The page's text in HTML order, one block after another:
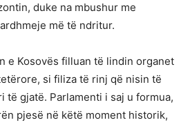
duke na mbushur me
më të ndritur.
e Kosovës filluan të lindin organet
si filiza të rinj që nisin të
të gjatë. Parlamenti i saj u formua,
pjesë në këtë moment historik,